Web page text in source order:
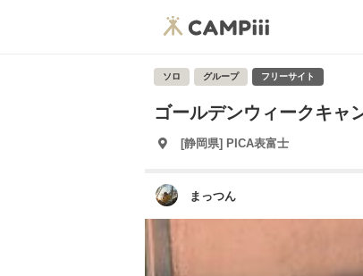
ソロ グループ フリーサイト
ゴールデンウィークキャ
[静岡県] PICA表富士
まっつん